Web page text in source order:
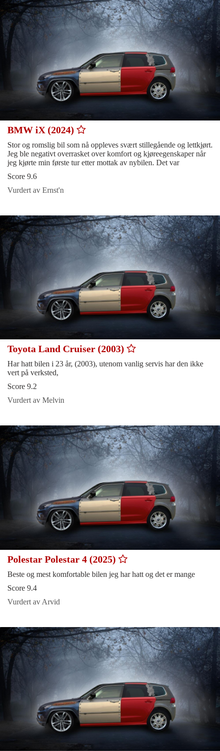
BMW iX (2024)
Stor og romslig bil som nå oppleves svært stillegående og lettkjørt.
Jeg ble negativt overrasket over komfort og kjøreegenskaper når
jeg kjørte min første tur etter mottak av nybilen. Det var
Score 9.6
Vurdert av Ernst'n
Toyota Land Cruiser (2003)
Har hatt bilen i 23 år, (2003), utenom vanlig servis har den ikke
vert på verksted,
Score 9.2
Vurdert av Melvin
Polestar Polestar 4 (2025)
Beste og mest komfortable bilen jeg har hatt og det er mange
Score 9.4
Vurdert av Arvid